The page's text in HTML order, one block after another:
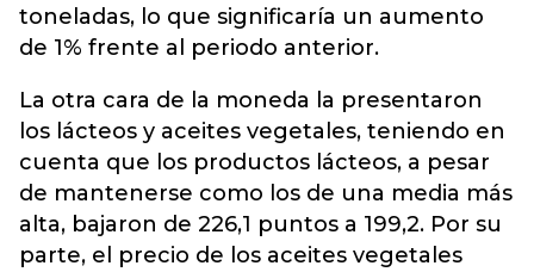
toneladas, lo que significaría un aumento
de 1% frente al periodo anterior.
La otra cara de la moneda la presentaron
los lácteos y aceites vegetales, teniendo en
cuenta que los productos lácteos, a pesar
de mantenerse como los de una media más
alta, bajaron de 226,1 puntos a 199,2. Por su
parte, el precio de los aceites vegetales